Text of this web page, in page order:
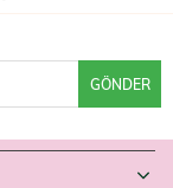
GÖNDER